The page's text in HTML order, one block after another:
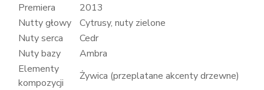
Premiera
2013
Nutty głowy
Cytrusy, nuty zielone
Nuty serca
Cedr
Nuty bazy
Ambra
Elementy
kompozycji
Żywica (przeplatane akcenty drzewne)